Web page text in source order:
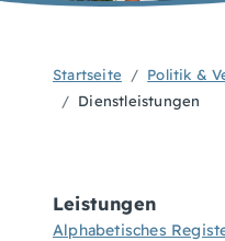
Startseite Politik &
Dienstleistungen
Leistungen
Alphabetisches